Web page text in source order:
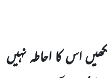
اس کا احاطہ نہیں